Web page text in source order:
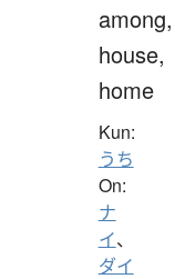
among,
house,
home
Kun:
うち
On:
ナ
イ、
ダイ